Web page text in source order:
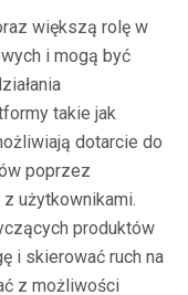
większą rolę w
i mogą być
takie jak
dotarcie do
poprzez
użytkownikami.
produktów
i skierować ruch na
z możliwości